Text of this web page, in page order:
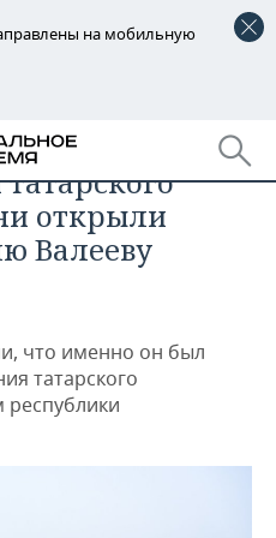
на мобильную
открыли
Валееву
что именно он был
татарского
республики